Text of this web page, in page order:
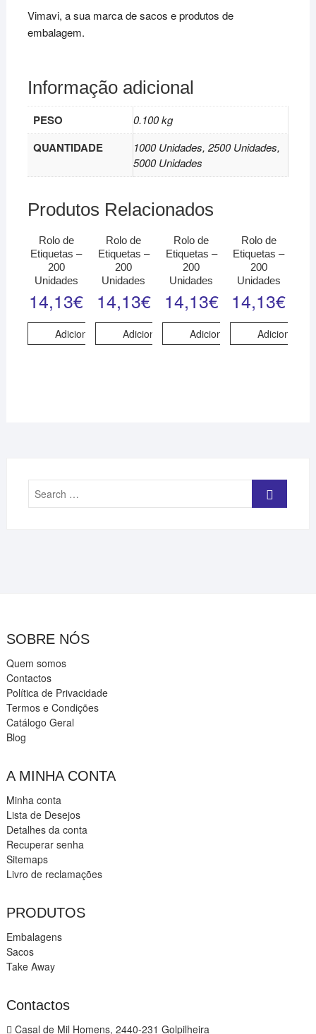
Vimavi, a sua marca de sacos e produtos de
embalagem.
Informação adicional
PESO 0.100 kg
QUANTIDADE
1000 Unidades, 2500 Unidades,
5000 Unidades
Produtos Relacionados
Rolo de
Etiquetas –
200
Unidades
14,13€
Adicionar
Rolo de
Etiquetas –
200
Unidades
14,13€
Adicionar
Rolo de
Etiquetas –
200
Unidades
14,13€
Adicionar
Rolo de
Etiquetas –
200
Unidades
14,13€
Adicionar
Search
SOBRE NÓS
Quem somos
Contactos
Política de Privacidade
Termos e Condições
Catálogo Geral
Blog
A MINHA CONTA
Minha conta
Lista de Desejos
Detalhes da conta
Recuperar senha
Sitemaps
Livro de reclamações
PRODUTOS
Embalagens
Sacos
Take Away
Contactos
Casal de Mil Homens, 2440-231 Golpilheira